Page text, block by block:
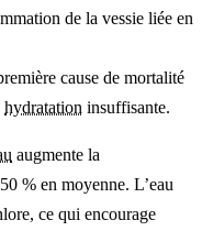
de la vessie liée en
cause de mortalité
hydratation insuffisante.
augmente la
% en moyenne. L’eau
ce qui encourage